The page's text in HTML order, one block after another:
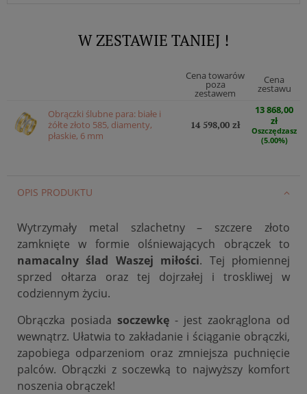
W ZESTAWIE TANIEJ !
Cena towarów
poza
zestawem
Cena
zestawu
Obrączki ślubne para: białe i
żółte złoto 585, diamenty,
płaskie, 6 mm
14 598,00 zł
13 868,00
zł
Oszczędzasz
(5.00%)
OPIS PRODUKTU
Wytrzymały metal szlachetny – szczere złoto
zamknięte w formie olśniewających obrączek to
namacalny ślad Waszej miłości. Tej płomiennej
sprzed ołtarza oraz tej dojrzałej i troskliwej w
codziennym życiu.
Obrączka posiada soczewkę - jest zaokrąglona od
wewnątrz. Ułatwia to zakładanie i ściąganie obrączki,
zapobiega odparzeniom oraz zmniejsza puchnięcie
palców. Obrączki z soczewką to najwyższy komfort
noszenia obrączek!